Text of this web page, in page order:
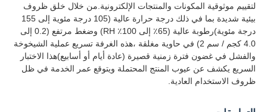
منزل
المنتجات
حول بنا
لتقييم موثوقية المكونات والمنتجات الإلكترونية.من خلال خلق ظروف
بيئية شديدة بما في ذلك درجة حرارة عالية (105 درجة مئوية إلى 155
درجة مئوية)رطوبة عالية (65٪ إلى 100٪ RH) وضغط مرتفع (0.2 إلى
4.0 كجم / سم 2) في حاوية مغلقة ،هذه الغرفة تسريع عملية الشيخوخة
والفشل في غضون فترة زمنية قصيرة (عادة أيام أو أسابيع)هذا الاختبار
السريع يكشف عن عيوب المنتج المحتملة ويتوقع عمر الخدمة في ظل
ظروف الاستخدام العادية.